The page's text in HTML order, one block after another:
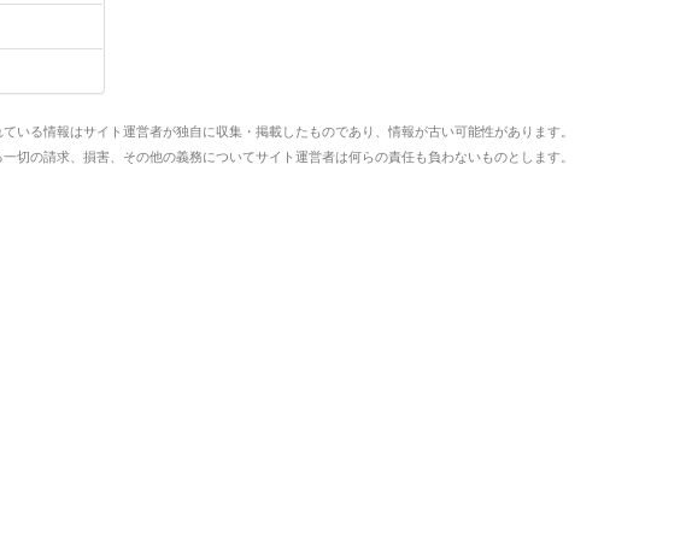
いる情報はサイト運営者が独自に収集・掲載したものであり、情報が古い可能性があります。
切の請求、損害、その他の義務についてサイト運営者は何らの責任も負わないものとします。